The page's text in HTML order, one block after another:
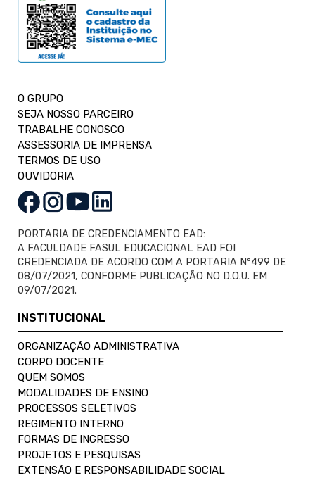
O GRUPO
SEJA NOSSO PARCEIRO
TRABALHE CONOSCO
ASSESSORIA DE IMPRENSA
TERMOS DE USO
OUVIDORIA
PORTARIA DE CREDENCIAMENTO EAD:
A FACULDADE FASUL EDUCACIONAL EAD FOI
CREDENCIADA DE ACORDO COM A PORTARIA Nº499 DE
08/07/2021, CONFORME PUBLICAÇÃO NO D.O.U. EM
09/07/2021.
INSTITUCIONAL
ORGANIZAÇÃO ADMINISTRATIVA
CORPO DOCENTE
QUEM SOMOS
MODALIDADES DE ENSINO
PROCESSOS SELETIVOS
REGIMENTO INTERNO
FORMAS DE INGRESSO
PROJETOS E PESQUISAS
EXTENSÃO E RESPONSABILIDADE SOCIAL